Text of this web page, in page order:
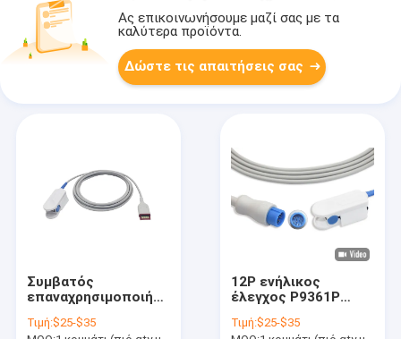
Ας επικοινωνήσουμε μαζί σας με τα
καλύτερα προϊόντα.
Δώστε τις απαιτήσεις σας
Συμβατός
επαναχρησιμοποιήσιμος
αισθητήρας P9315T
Τιμή:$25-$35
12P ενήλικος
έλεγχος P9361P
άκρων δακτύλου
Τιμή:$25-$35